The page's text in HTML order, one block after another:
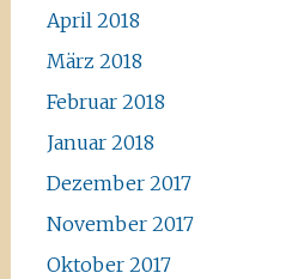
April 2018
März 2018
Februar 2018
Januar 2018
Dezember 2017
November 2017
Oktober 2017